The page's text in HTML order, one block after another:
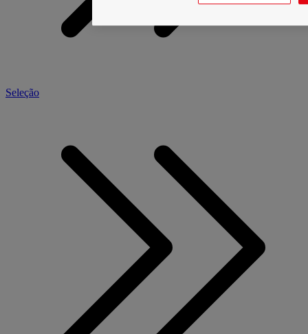
Seleção